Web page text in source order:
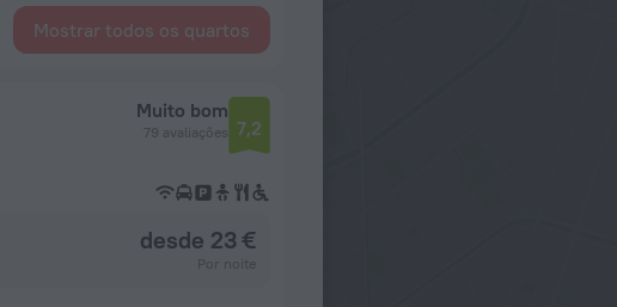
Mostrar todos os quartos
Muito bom
79 avaliações 7,2
desde 23 €